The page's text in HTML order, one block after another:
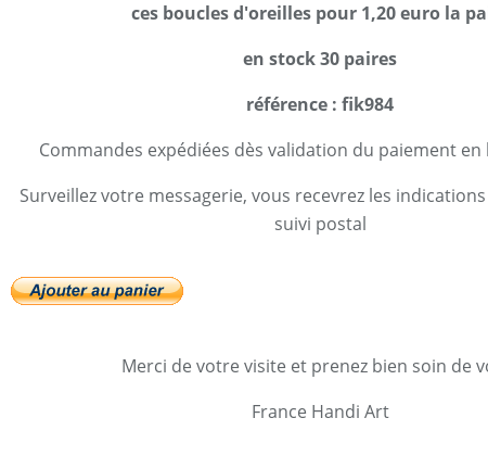
ces boucles d'oreilles pour 1,20 euro la
en stock 30 paires
référence : fik984
Commandes expédiées dès validation du paiement en
Surveillez votre messagerie, vous recevrez les
suivi postal
Merci de votre visite et prenez bien soin de
France Handi Art